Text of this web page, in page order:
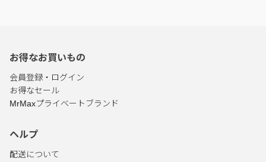
お得なお買いもの
会員登録・ログイン
お得なセール
MrMaxプライベートブランド
ヘルプ
配送について